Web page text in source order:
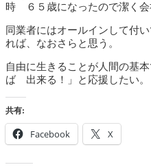
時 ６５歳になったので潔く会
同業者にはオールインして付
れば、なおさらと思う。
自由に生きることが人間の基
ば 出来る！」と応援したい。
共有:
Facebook X